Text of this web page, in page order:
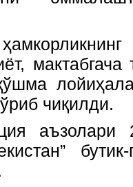
чиқилди.
аъзолари